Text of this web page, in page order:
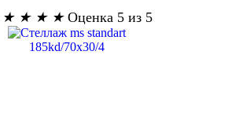
★ ★ ★ ★ Оценка 5 из 5